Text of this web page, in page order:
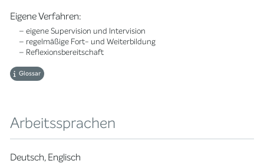
Eigene Verfahren:
– eigene Supervision und Intervision
– regelmäßige Fort- und Weiterbildung
– Reflexionsbereitschaft
Glossar
Arbeitssprachen
Deutsch, Englisch